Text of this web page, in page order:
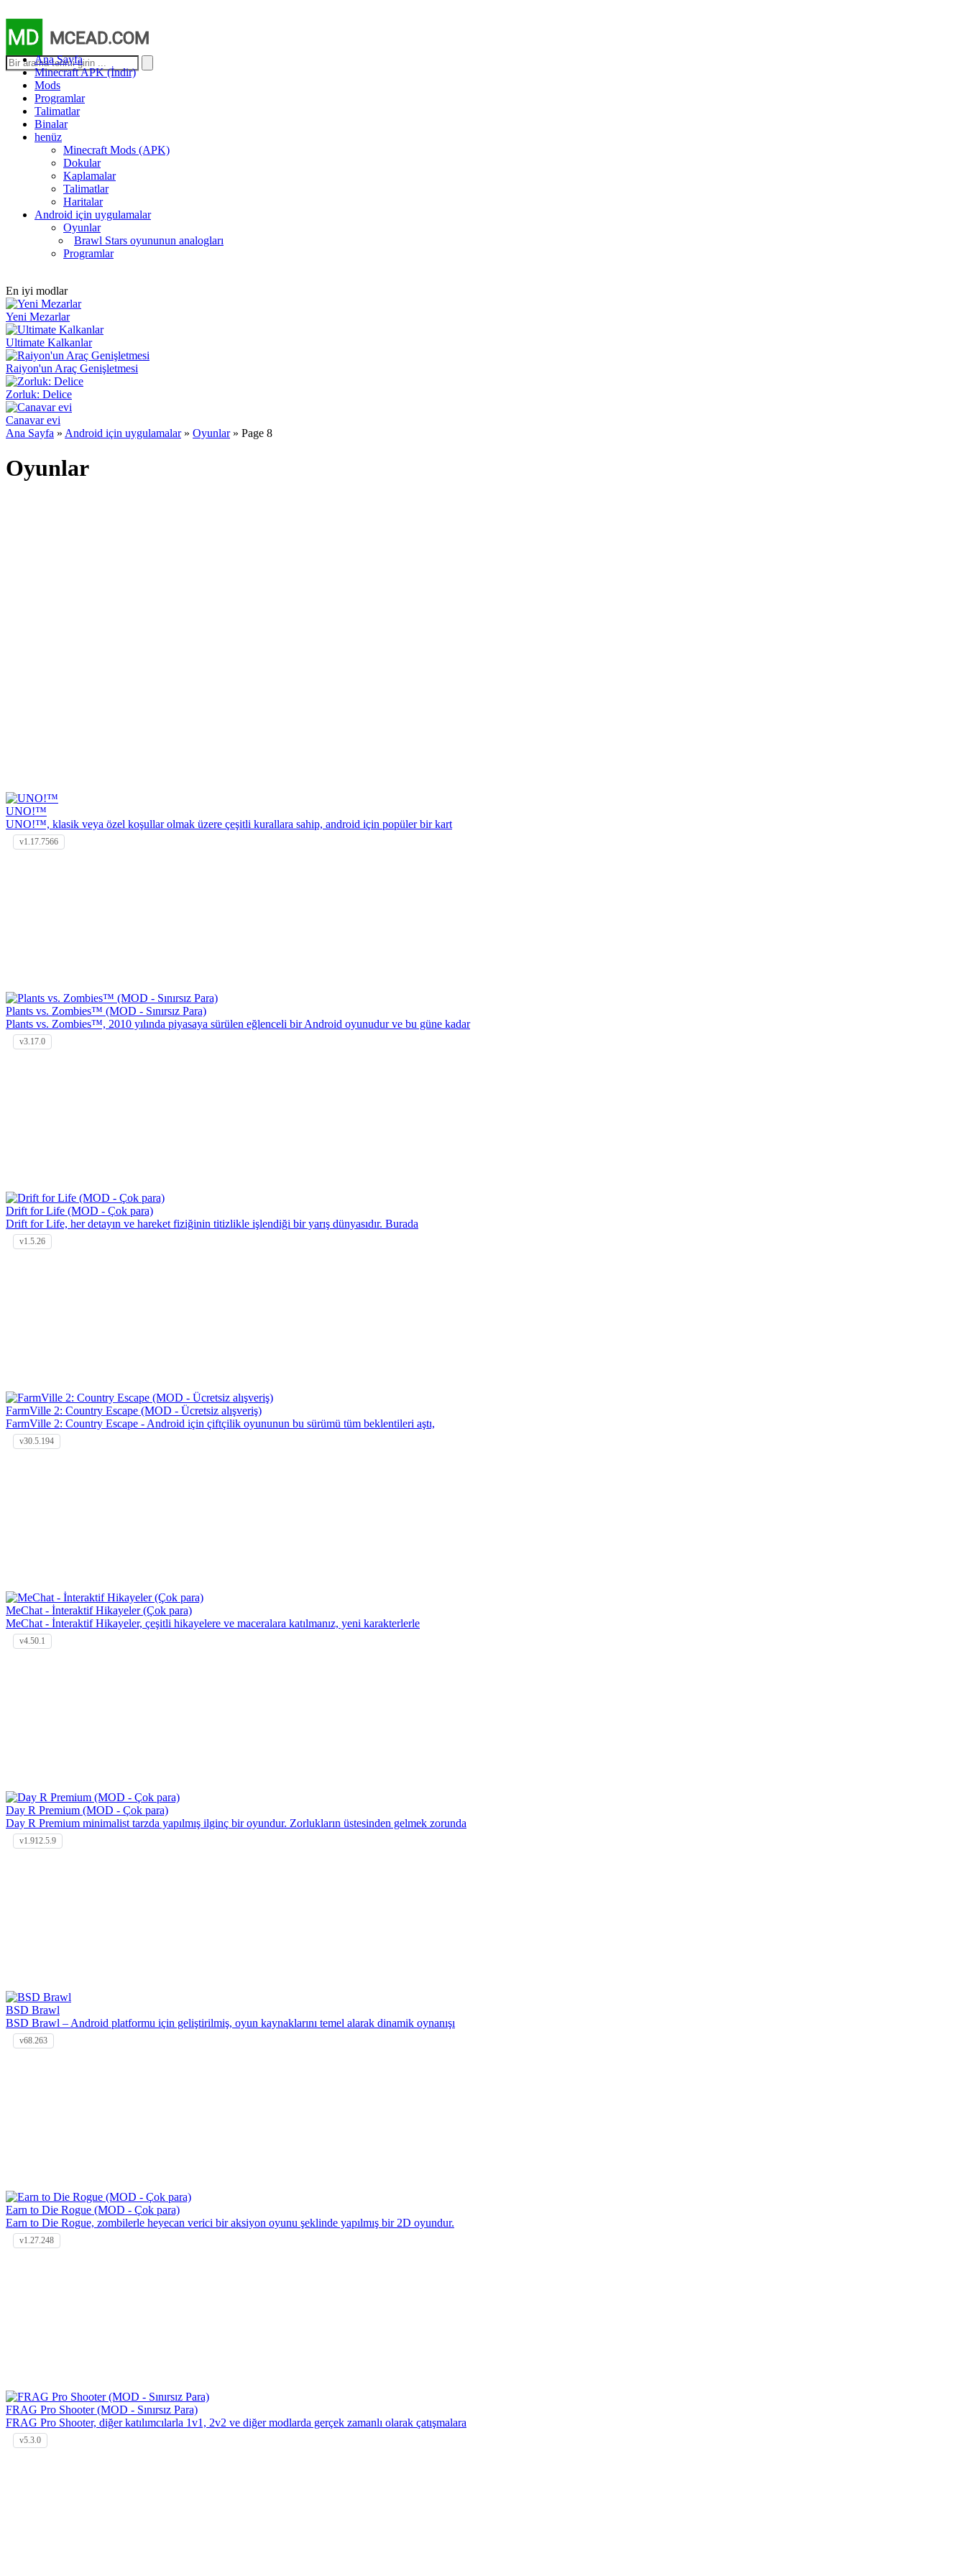
MD MCEAD.COM
Ana Sayfa
Minecraft APK (İndir)
Mods
Programlar
Talimatlar
Binalar
henüz
Minecraft Mods (APK)
Dokular
Kaplamalar
Talimatlar
Haritalar
Android için uygulamalar
Oyunlar
Brawl Stars oyununun analogları
Programlar
En iyi modlar
Yeni Mezarlar
Ultimate Kalkanlar
Raiyon'un Araç Genişletmesi
Zorluk: Delice
Canavar evi
Ana Sayfa » Android için uygulamalar» Oyunlar» Page 8
Oyunlar
UNO!™
UNO!™, klasik veya özel koşullar olmak üzere çeşitli kurallara sahip, android için popüler bir kart
v1.17.7566
Plants vs. Zombies™ (MOD - Sınırsız Para)
Plants vs. Zombies™, 2010 yılında piyasaya sürülen eğlenceli bir Android oyunudur ve bu güne kadar
v3.17.0
Drift for Life (MOD - Çok para)
Drift for Life, her detayın ve hareket fiziğinin titizlikle işlendiği bir yarış dünyasıdır. Burada
v1.5.26
FarmVille 2: Country Escape (MOD - Ücretsiz alışveriş)
FarmVille 2: Country Escape - Android için çiftçilik oyununun bu sürümü tüm beklentileri aştı,
v30.5.194
MeChat - İnteraktif Hikayeler (Çok para)
MeChat - İnteraktif Hikayeler, çeşitli hikayelere ve maceralara katılmanız, yeni karakterlerle
v4.50.1
Day R Premium (MOD - Çok para)
Day R Premium minimalist tarzda yapılmış ilginç bir oyundur. Zorlukların üstesinden gelmek zorunda
v1.912.5.9
BSD Brawl
BSD Brawl – Android platformu için geliştirilmiş, oyun kaynaklarını temel alarak dinamik oynanışı
v68.263
Earn to Die Rogue (MOD - Çok para)
Earn to Die Rogue, zombilerle heyecan verici bir aksiyon oyunu şeklinde yapılmış bir 2D oyundur.
v1.27.248
FRAG Pro Shooter (MOD - Sınırsız Para)
FRAG Pro Shooter, diğer katılımcılarla 1v1, 2v2 ve diğer modlarda gerçek zamanlı olarak çatışmalara
v5.3.0